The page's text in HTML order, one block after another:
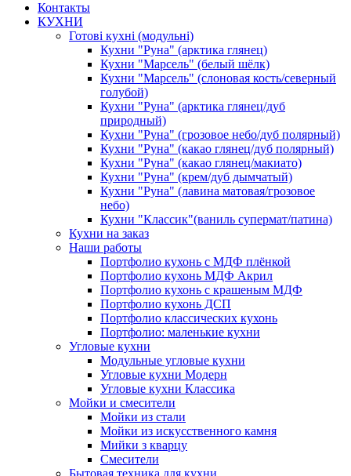
Контакты
КУХНИ
Готові кухні (модульні)
Кухни "Руна" (арктика глянец)
Кухни "Марсель" (белый шёлк)
Кухни "Марсель" (слоновая кость/северный
голубой)
Кухни "Руна" (арктика глянец/дуб
природный)
Кухни "Руна" (грозовое небо/дуб полярный)
Кухни "Руна" (какао глянец/дуб полярный)
Кухни "Руна" (какао глянец/макиато)
Кухни "Руна" (крем/дуб дымчатый)
Кухни "Руна" (лавина матовая/грозовое
небо)
Кухни "Классик"(ваниль супермат/патина)
Кухни на заказ
Наши работы
Портфолио кухонь с МДФ плёнкой
Портфолио кухонь МДФ Акрил
Портфолио кухонь с крашеным МДФ
Портфолио кухонь ДСП
Портфолио классических кухонь
Портфолио: маленькие кухни
Угловые кухни
Модульные угловые кухни
Угловые кухни Модерн
Угловые кухни Классика
Мойки и смесители
Мойки из стали
Мойки из искусственного камня
Мийки з кварцу
Смесители
Бытовая техника для кухни